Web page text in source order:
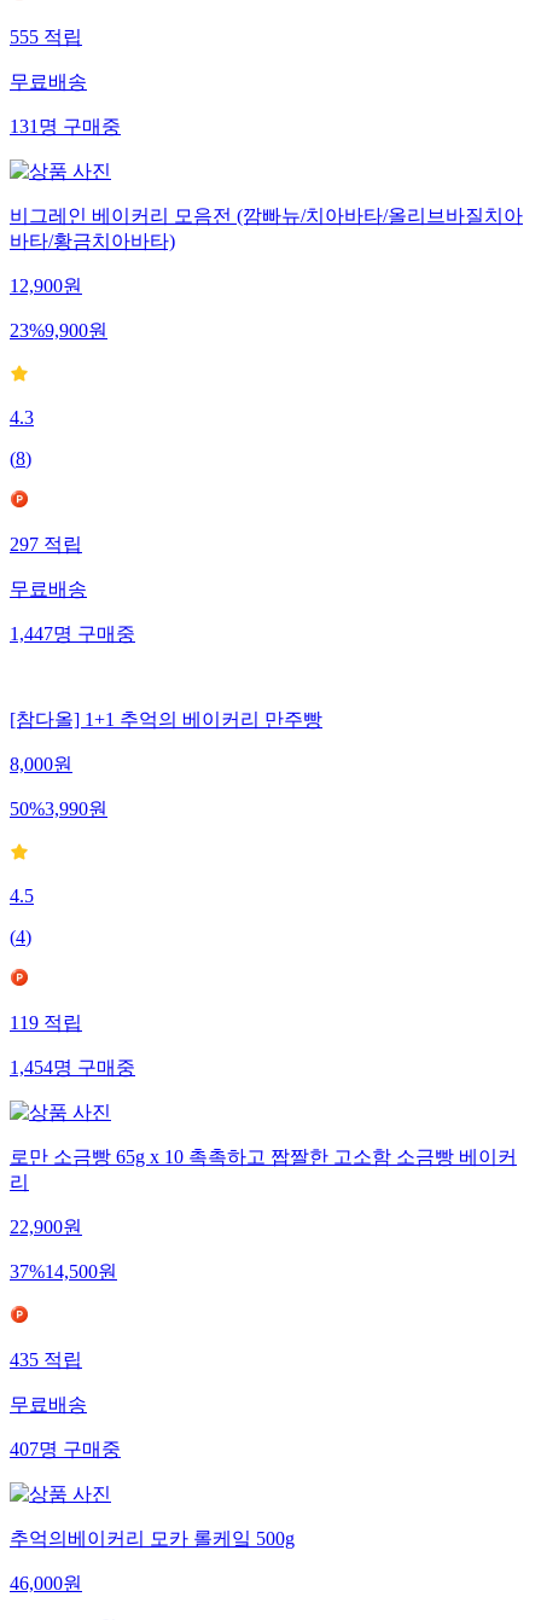
555 적립
무료배송
131 명 구매중
비그레인 베이커리 모음전 (깜빠뉴/치아바타/올리브바질치아
바타/황금치아바타)
12,900원
23%9,900원
4.3
(8)
297 적립
무료배송
1,447명 구매중
[참다올] 1+1 추억의 베이커리 만주빵
8,000원
50%3,990원
4.5
(4)
119적립
1,454명구매중
로만 소금빵 65g x 10 촉촉하고 짭짤한 고소함 소금빵 베이커
리
22,900원
37%14,500원
435적립
무료배송
407명구매중
추억의베이커리 모카 롤케잌 500g
46,000원